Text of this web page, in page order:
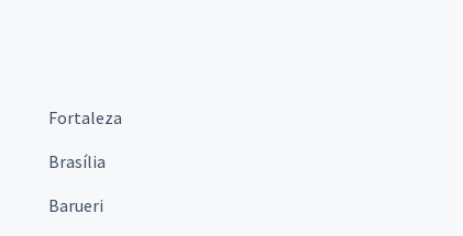
Fortaleza
Brasília
Barueri